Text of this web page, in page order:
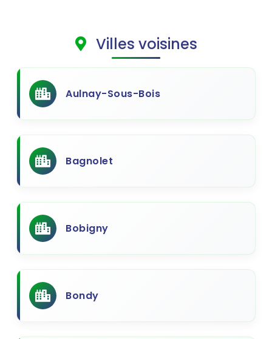
Villes voisines
Aulnay-Sous-Bois
Bagnolet
Bobigny
Bondy